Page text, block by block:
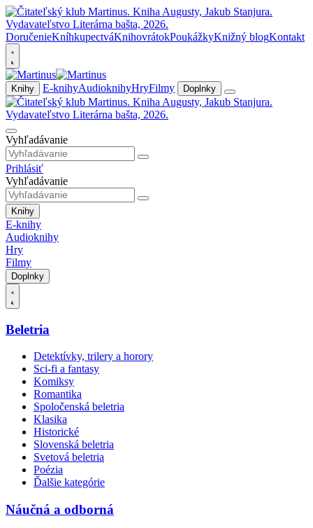
DoručenieKníhkupectváKnihovrátokPoukážkyKnižný blogKontakt
Knihy E-knihyAudioknihyHryFilmy Doplnky
Vyhľadávanie
Prihlásiť
Vyhľadávanie
Knihy
E-knihy
Audioknihy
Hry
Filmy
Doplnky
Beletria
Detektívky, trilery a horory
Sci-fi a fantasy
Komiksy
Romantika
Spoločenská beletria
Klasika
Historické
Slovenská beletria
Svetová beletria
Poézia
Ďalšie kategórie
Náučná a odborná